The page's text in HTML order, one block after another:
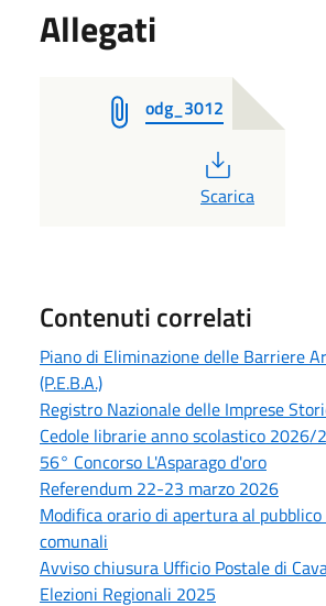
Allegati
odg_3012
PDF
Scarica
Contenuti correlati
Piano di Eliminazione delle Barriere
(P.E.B.A.)
Registro Nazionale delle Imprese
Cedole librarie anno scolastico 2026/
56° Concorso L'Asparago d'oro
Referendum 22-23 marzo 2026
Modifica orario di apertura al
comunali
Avviso chiusura Ufficio Postale di
Elezioni Regionali 2025